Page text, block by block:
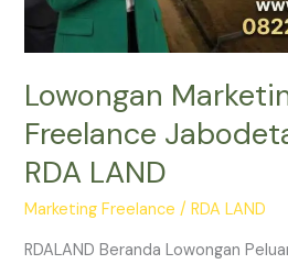
Lowongan
Freelance
RDA LAND
Marketing Freelance /RDA LAND
RDALAND Beranda Lowongan